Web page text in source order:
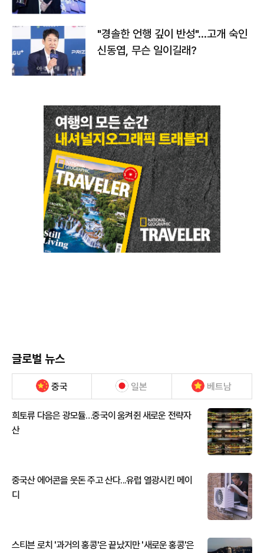
"경솔한 언행 깊이 반성"…고개 숙인
신동엽, 무슨 일이길래?
글로벌 뉴스
중국 일본 베트남
희토류 다음은 광모듈…중국이 움켜쥔 새로운 전략자
산
중국산 에어콘을 웃돈 주고 산다...유럽 열광시킨 메이
디
스티븐 로치 '과거의 홍콩'은 끝났지만 '새로운 홍콩'은